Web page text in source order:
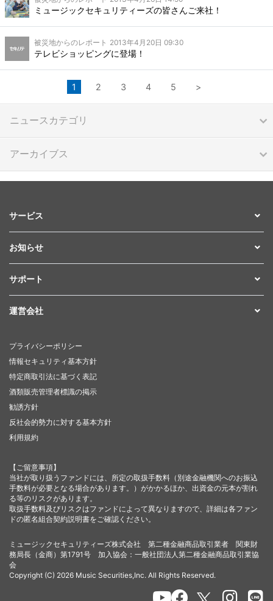
ミュージックセキュリティーズの皆さんご来社！
被災地からのレポート 2013年4月20日 09:30
テレビショッピングに登場！
1 2 3 4 5 >
ニュースカテゴリ
アーカイブス
サービス
お知らせ
サポート
運営会社
プライバシーポリシー
情報セキュリティ基本方針
特定商取引法に基づく表記
酒類販売管理者標識の掲示
勧誘方針
反社会的勢力に対する基本方針
利用規約
【ご留意事項】
当社が取り扱うファンドには、所定の取扱手数料（別途金融機関へのお振込
手数料が必要となる場合があります。）がかかるほか、出資金の元本が割れ
る等のリスクがあります。
取扱手数料及びリスクはファンドによって異なりますので、詳細は各ファン
ドの匿名組合契約説明書をご確認ください。
ミュージックセキュリティーズ株式会社 第二種金融商品取引業者 関東財
務局長（金商）第1791号 加入協会：一般社団法人第二種金融商品取引業協
会
Copyright (C) 2026 Music Securities,Inc. All Rights Reserved.